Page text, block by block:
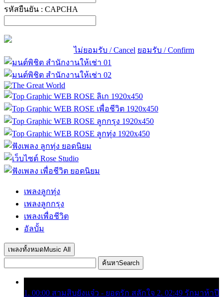
รหัสยืนยัน : CAPCHA
ไม่ยอมรับ / Cancel ยอมรับ / Confirm
เพลงลูกทุ่ง
เพลงลูกกรุง
เพลงเพื่อชีวิต
อัลบั้ม
เพลงทั้งหมด Music All
ค้นหาSearch
1. 00:00 สามสิบยังแจ๋ว - ยอดรัก สลักใจ 2. 02:49 รักมาห้าปี